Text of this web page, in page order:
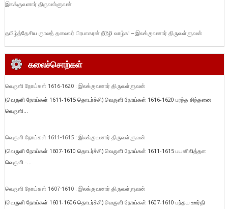
இலக்குவனார் திருவள்ளுவன்
தமிழ்த்தேசிய ஞாலத் தலைவர் பிரபாகரன் நீடூழி வாழ்க! – இலக்குவனார் திருவள்ளுவன்
கலைச்சொற்கள்
வெருளி நோய்கள் 1616-1620 : இலக்குவனார் திருவள்ளுவன்
(வெருளி நோய்கள் 1611-1615 தொடர்ச்சி) வெருளி நோய்கள் 1616-1620 பரந்த சிந்தனை
வெருளி...
வெருளி நோய்கள் 1611-1615 : இலக்குவனார் திருவள்ளுவன்
(வெருளி நோய்கள் 1607-1610 தொடர்ச்சி) வெருளி நோய்கள் 1611-1615 பயனிலித்தள
வெருளி -...
வெருளி நோய்கள் 1607-1610 : இலக்குவனார் திருவள்ளுவன்
(வெருளி நோய்கள் 1601-1606 தொடர்ச்சி) வெருளி நோய்கள் 1607-1610 பந்தய ஊர்தி